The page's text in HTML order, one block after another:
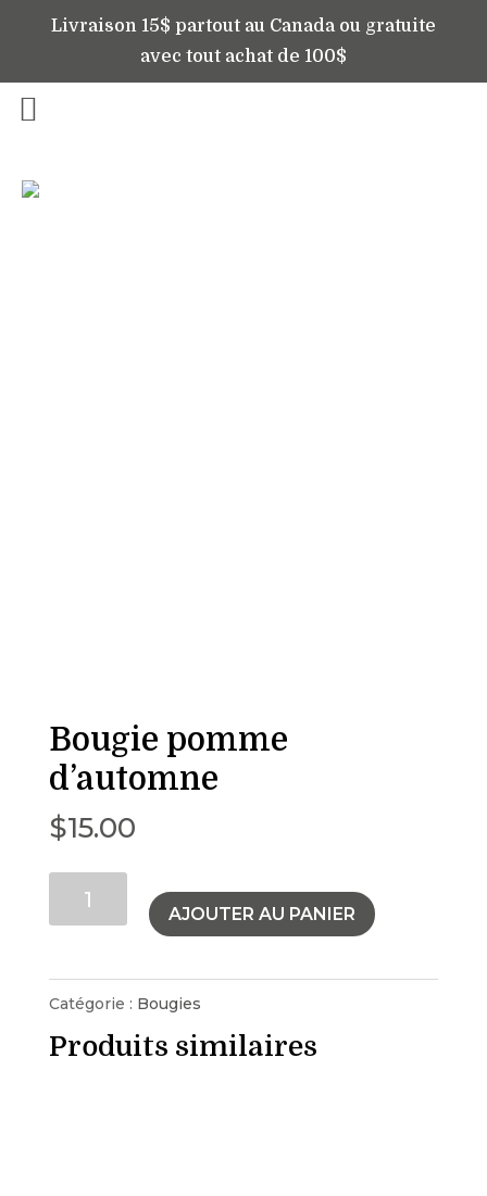
Livraison 15$ partout au Canada ou gratuite
avec tout achat de 100$
Bougie pomme
d’automne
$15.00
quantité
de
pomme
d'automne
AJOUTER AU PANIER
Catégorie : Bougies
Produits similaires